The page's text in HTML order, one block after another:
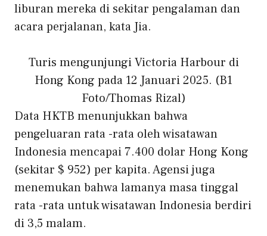
liburan mereka di sekitar pengalaman dan
acara perjalanan, kata Jia.
Turis mengunjungi Victoria Harbour di
Hong Kong pada 12 Januari 2025. (B1
Foto/Thomas Rizal)
Data HKTB menunjukkan bahwa
pengeluaran rata -rata oleh wisatawan
Indonesia mencapai 7.400 dolar Hong Kong
(sekitar $ 952) per kapita. Agensi juga
menemukan bahwa lamanya masa tinggal
rata -rata untuk wisatawan Indonesia berdiri
di 3,5 malam.